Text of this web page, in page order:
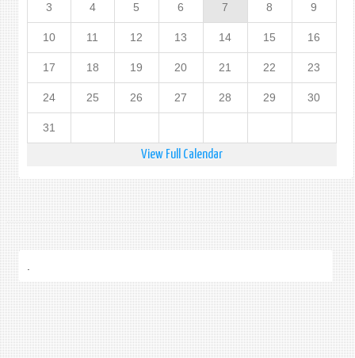
3 4 5 6 7 8 9
10 11 12 13 14 15 16
17 18 19 20 21 22 23
24 25 26 27 28 29 30
31
View Full Calendar